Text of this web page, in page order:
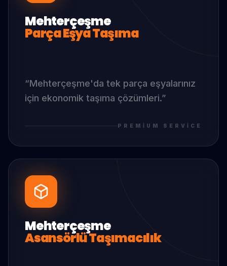
Mehterçeşme
Parça Eşya Taşıma
“Mehterçeşme'da tek parça eşyalarınız
için ekonomik taşıma çözümleri.”
PREMIUM SERVICE
Mehterçeşme
Asansörlü Taşımacılık